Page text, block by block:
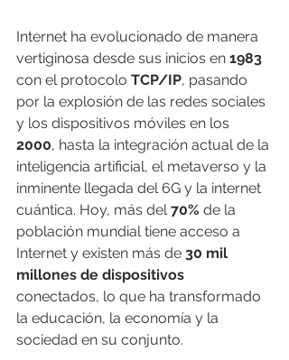
Internet ha evolucionado de manera
vertiginosa desde sus inicios en 1983
con el protocolo TCP/IP, pasando
por la explosión de las redes sociales
y los dispositivos móviles en los
2000, hasta la integración actual de la
inteligencia artificial, el metaverso y la
inminente llegada del 6G y la internet
cuántica. Hoy, más del 70% de la
población mundial tiene acceso a
Internet y existen más de 30 mil
millones de dispositivos
conectados, lo que ha transformado
la educación, la economía y la
sociedad en su conjunto.